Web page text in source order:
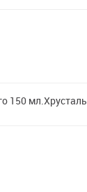
150 мл.Хрусталь